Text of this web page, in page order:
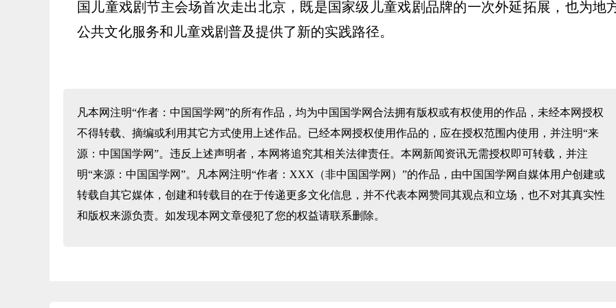
国儿童戏剧节主会场首次走出北京，既是国家级儿童戏剧品牌的一次外延拓展，也为地
公共文化服务和儿童戏剧普及提供了新的实践路径。
凡本网注明“作者：中国国学网”的所有作品，均为中国国学网合法拥有版权或有权使用的作品，未经本网授权
不得转载、摘编或利用其它方式使用上述作品。已经本网授权使用作品的，应在授权范围内使用，并注明“来
源：中国国学网”。违反上述声明者，本网将追究其相关法律责任。本网新闻资讯无需授权即可转载，并注
明“来源：中国国学网”。凡本网注明“作者：XXX（非中国国学网）”的作品，由中国国学网自媒体用户创建或
转载自其它媒体，创建和转载目的在于传递更多文化信息，并不代表本网赞同其观点和立场，也不对其真实性
和版权来源负责。如发现本网文章侵犯了您的权益请联系删除。